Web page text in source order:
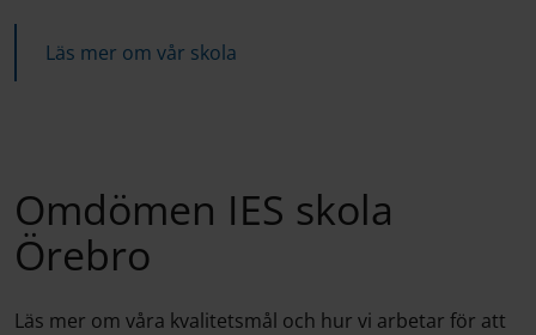
Läs mer om vår skola
Omdömen IES skola
Örebro
Läs mer om våra kvalitetsmål och hur vi arbetar för att